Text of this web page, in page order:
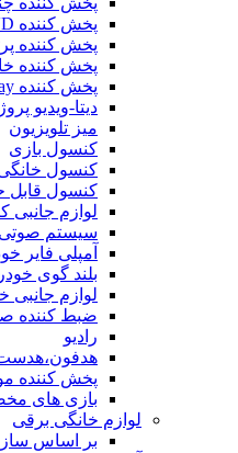
پخش کننده DVD
پخش کننده
پخش کننده
پخش کننده Blu-ray
دیتا-ویدیو
میز تلویزیون
کنسول بازی
کنسول
کنسول قابل
لوازم جانبی
سیستم صوتی
آمپلی فایر
بلند گوی
لوازم جانبی
ضبط کننده
رادیو
پخش کننده
بازی های
لوازم خانگی برقی
بر اساس